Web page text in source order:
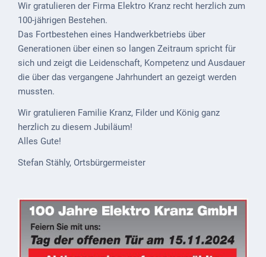
Mobilität
Wasser-
und
Abwasser
Katastrophenschutz
Notfallnummern
bei
Social
Media
Wir gratulieren der Firma Elektro Kranz recht herzlich zum
100-jährigen Bestehen.
Das Fortbestehen eines Handwerkbetriebs über
Generationen über einen so langen Zeitraum spricht für
sich und zeigt die Leidenschaft, Kompetenz und Ausdauer
die über das vergangene Jahrhundert an gezeigt werden
mussten.
Wir gratulieren Familie Kranz, Filder und König ganz
herzlich zu diesem Jubiläum!
Alles Gute!
Stefan Stähly, Ortsbürgermeister